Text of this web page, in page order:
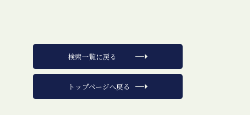
検索一覧に戻る
トップページへ戻る